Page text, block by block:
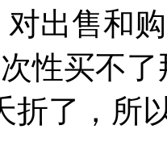
出售和
性买不
折了，所